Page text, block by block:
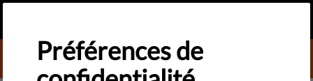
DONATE TO LIBERTIES
Préférences de